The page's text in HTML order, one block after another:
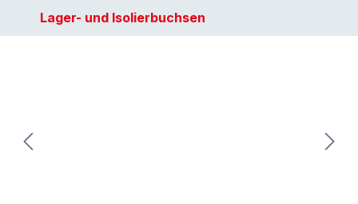
Lager- und Isolierbuchsen